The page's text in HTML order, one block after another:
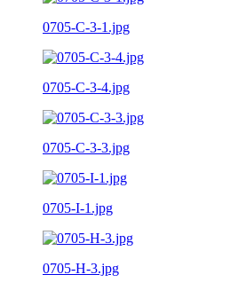
0705-C-3-1.jpg
0705-C-3-4.jpg
0705-C-3-3.jpg
0705-I-1.jpg
0705-H-3.jpg